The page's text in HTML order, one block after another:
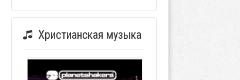
Христианская музыка